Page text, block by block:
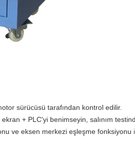
sürücüsü tarafından kontrol edilir.
+ PLC'yi benimseyin, salınım
ve eksen merkezi eşleşme